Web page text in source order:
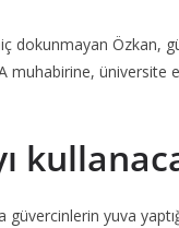
dokunmayan Özkan,
üniversite
yuva